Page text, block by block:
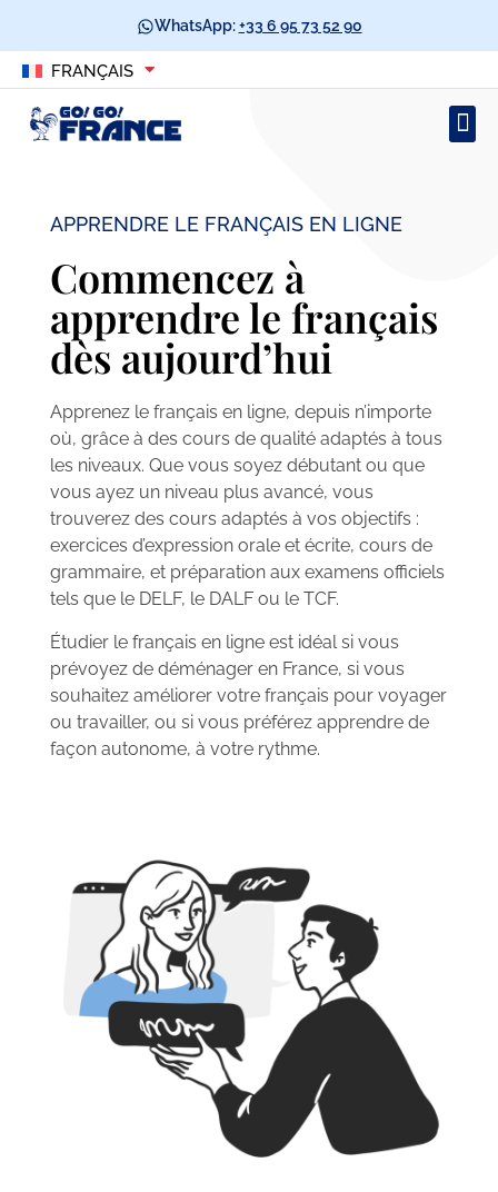
WhatsApp:+33 6 95 73 52 90
FRANÇAIS
APPRENDRE LE FRANÇAIS EN LIGNE
Commencez à
apprendre le français
dès aujourd’hui
Apprenez le français en ligne, depuis n’importe
où, grâce à des cours de qualité adaptés à tous
les niveaux. Que vous soyez débutant ou que
vous ayez un niveau plus avancé, vous
trouverez des cours adaptés à vos objectifs :
exercices d’expression orale et écrite, cours de
grammaire, et préparation aux examens officiels
tels que le DELF, le DALF ou le TCF.
Étudier le français en ligne est idéal si vous
prévoyez de déménager en France, si vous
souhaitez améliorer votre français pour voyager
ou travailler, ou si vous préférez apprendre de
façon autonome, à votre rythme.